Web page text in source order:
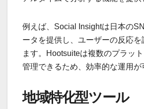
例えば、Social Insightは日本の
ータを提供し、ユーザーの反応を
ます。Hootsuiteは複数のプラッ
管理できるため、効率的な運用が
地域特化型ツール